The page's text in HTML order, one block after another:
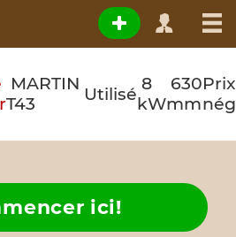
MARTIN
T43
Utilisé
8
kW
630
mm
Prix
ici!